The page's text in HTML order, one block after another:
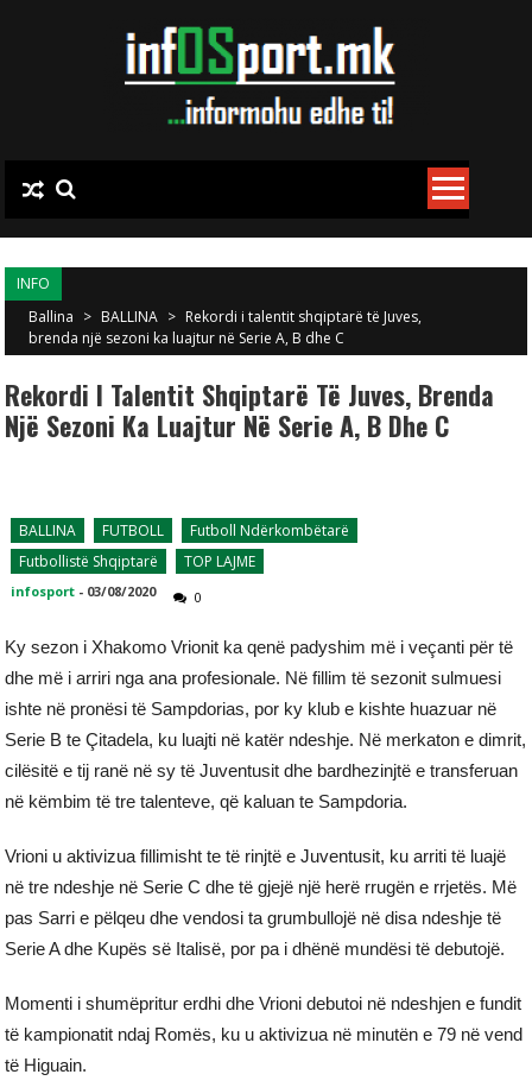
INFO
Ballina > BALLINA > Rekordi i talentit shqiptarë të Juves,
brenda një sezoni ka luajtur në Serie A, B dhe C
Rekordi I Talentit Shqiptarë Të Juves, Brenda
Një Sezoni Ka Luajtur Në Serie A, B Dhe C
BALLINA FUTBOLL
Futboll Ndërkombëtarë
Futbollistë Shqiptarë
TOP LAJME
infosport - 03/08/2020 0
Ky sezon i Xhakomo Vrionit ka qenë padyshim më i veçanti për të
dhe më i arriri nga ana profesionale. Në fillim të sezonit sulmuesi
ishte në pronësi të Sampdorias, por ky klub e kishte huazuar në
Serie B te Çitadela, ku luajti në katër ndeshje. Në merkaton e dimrit,
cilësitë e tij ranë në sy të Juventusit dhe bardhezinjtë e transferuan
në këmbim të tre talenteve, që kaluan te Sampdoria.
Vrioni u aktivizua fillimisht te të rinjtë e Juventusit, ku arriti të luajë
në tre ndeshje në Serie C dhe të gjejë një herë rrugën e rrjetës. Më
pas Sarri e pëlqeu dhe vendosi ta grumbullojë në disa ndeshje të
Serie A dhe Kupës së Italisë, por pa i dhënë mundësi të debutojë.
Momenti i shumëpritur erdhi dhe Vrioni debutoi në ndeshjen e fundit
të kampionatit ndaj Romës, ku u aktivizua në minutën e 79 në vend
të Higuain.